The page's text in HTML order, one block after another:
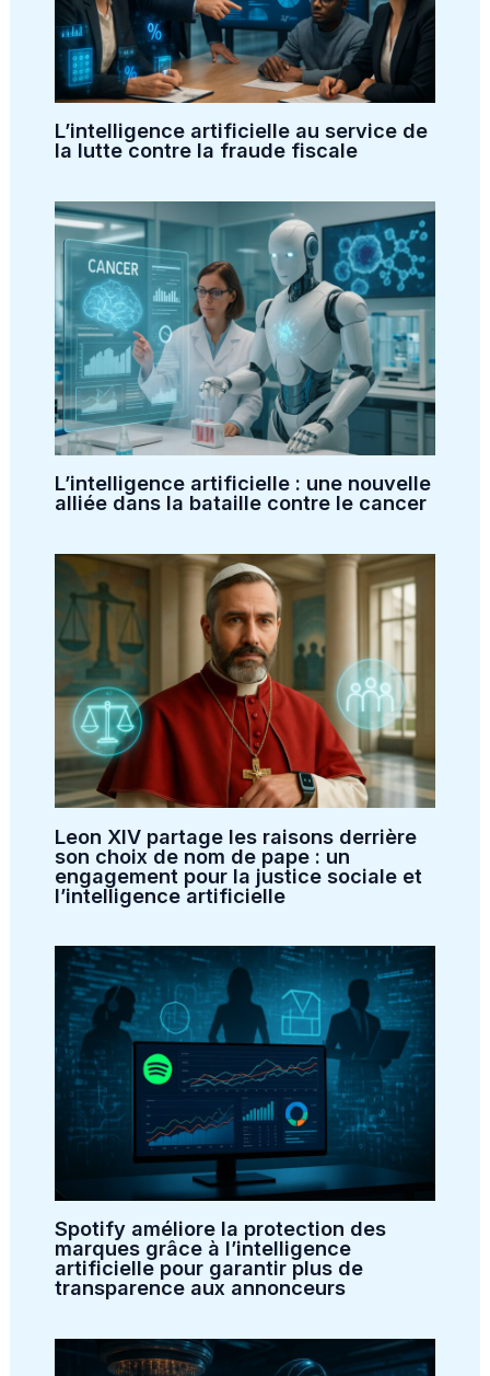
L’intelligence artificielle au service de
la lutte contre la fraude fiscale
L’intelligence artificielle : une nouvelle
alliée dans la bataille contre le cancer
Leon XIV partage les raisons derrière
son choix de nom de pape : un
engagement pour la justice sociale et
l’intelligence artificielle
Spotify améliore la protection des
marques grâce à l’intelligence
artificielle pour garantir plus de
transparence aux annonceurs